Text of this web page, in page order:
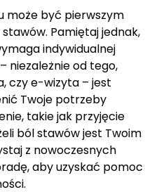
może być pierwszym
Pamiętaj jednak,
indywidualnej
niezależnie od tego,
czy e-wizyta – jest
Twoje potrzeby
takie jak przyjęcie
ból stawów jest Twoim
z nowoczesnych
aby uzyskać pomoc